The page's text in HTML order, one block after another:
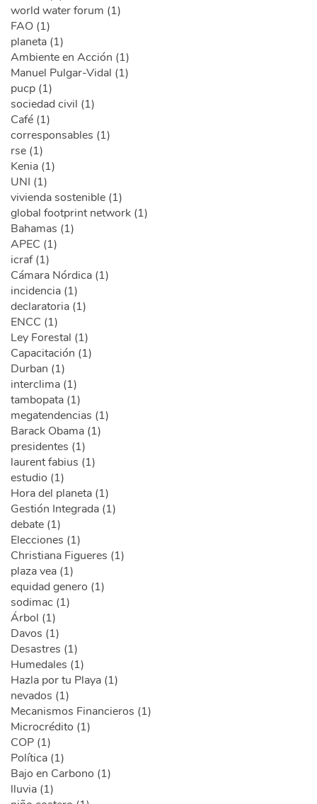
world water forum (1)
FAO (1)
planeta (1)
Ambiente en Acción (1)
Manuel Pulgar-Vidal (1)
pucp (1)
sociedad civil (1)
Café (1)
corresponsables (1)
rse (1)
Kenia (1)
UNI (1)
vivienda sostenible (1)
global footprint network (1)
Bahamas (1)
APEC (1)
icraf (1)
Cámara Nórdica (1)
incidencia (1)
declaratoria (1)
ENCC (1)
Ley Forestal (1)
Capacitación (1)
Durban (1)
interclima (1)
tambopata (1)
megatendencias (1)
Barack Obama (1)
presidentes (1)
laurent fabius (1)
estudio (1)
Hora del planeta (1)
Gestión Integrada (1)
debate (1)
Elecciones (1)
Christiana Figueres (1)
plaza vea (1)
equidad genero (1)
sodimac (1)
Árbol (1)
Davos (1)
Desastres (1)
Humedales (1)
Hazla por tu Playa (1)
nevados (1)
Mecanismos Financieros (1)
Microcrédito (1)
COP (1)
Política (1)
Bajo en Carbono (1)
lluvia (1)